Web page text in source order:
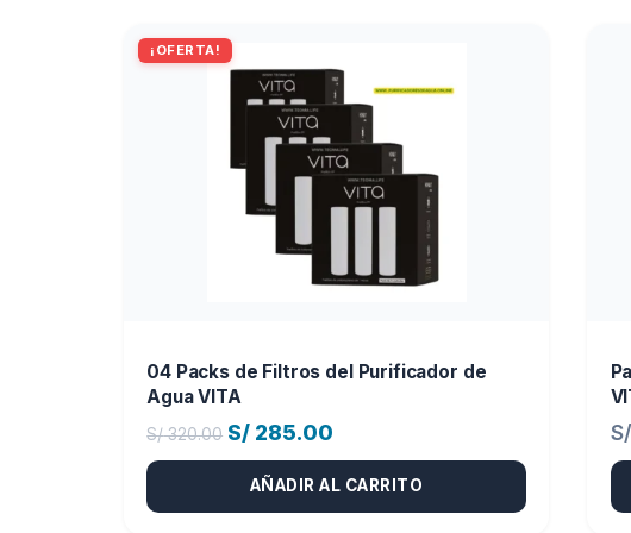
¡OFERTA!
04 Packs de Filtros del Purificador de
Agua VITA
S/320.00 El
precio
original
S/ 285.00
precio
actual
AÑADIR AL CARRITO
S/